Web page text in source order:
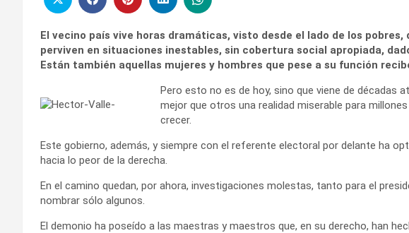
El vecino país vive horas dramáticas, visto desde el lado de los pobres,
perviven en situaciones inestables, sin cobertura social apropiada,
Están también aquellas mujeres y hombres que pese a su función
Pero esto no es de hoy, sino que viene de décadas
mejor que otros una realidad miserable para
crecer.
Este gobierno, además, y siempre con el referente electoral por delante ha
hacia lo peor de la derecha.
En el camino quedan, por ahora, investigaciones molestas, tanto para el
nombrar sólo algunos.
El demonio ha poseído a las maestras y maestros que, en su derecho, han